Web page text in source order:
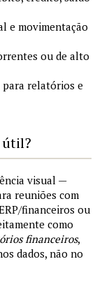
e movimentação
ou de alto
relatórios e
útil?
visual —
reuniões com
financeiros ou
como
financeiros,
dados, não no